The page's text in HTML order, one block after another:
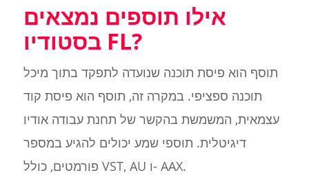
אילו תוספים נמצאים
בסטודיו FL?
תוסף הוא פיסת תוכנה שנועדה לתפקד בתוך מיכל
תוכנה ספציפי. במקרה זה, תוסף הוא פיסת קוד
עצמאית, המשמשת בהקשר של תחנת עבודה אודיו
דיגיטלית. תוספי שמע יכולים להגיע במספר
פורמטים, כולל VST, AU ו- AAX.